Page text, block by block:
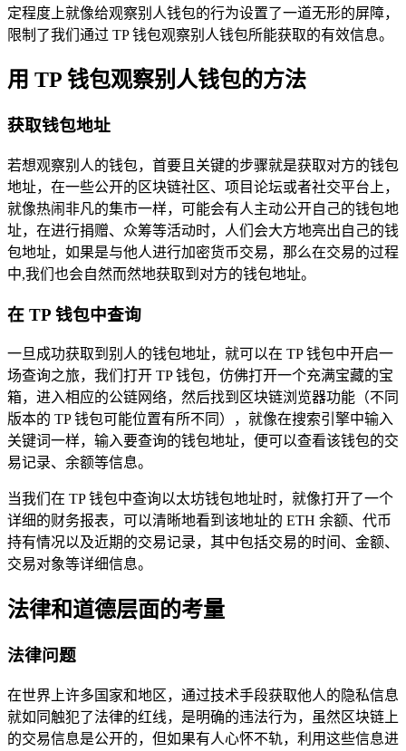
定程度上就像给观察别人钱包的行为设置了一道无形的屏障，
限制了我们通过 TP 钱包观察别人钱包所能获取的有效信息。
用 TP 钱包观察别人钱包的方法
获取钱包地址
若想观察别人的钱包，首要且关键的步骤就是获取对方的钱包
地址，在一些公开的区块链社区、项目论坛或者社交平台上，
就像热闹非凡的集市一样，可能会有人主动公开自己的钱包地
址，在进行捐赠、众筹等活动时，人们会大方地亮出自己的钱
包地址，如果是与他人进行加密货币交易，那么在交易的过程
中,我们也会自然而然地获取到对方的钱包地址。
在 TP 钱包中查询
一旦成功获取到别人的钱包地址，就可以在 TP 钱包中开启一
场查询之旅，我们打开 TP 钱包，仿佛打开一个充满宝藏的宝
箱，进入相应的公链网络，然后找到区块链浏览器功能（不同
版本的 TP 钱包可能位置有所不同），就像在搜索引擎中输入
关键词一样，输入要查询的钱包地址，便可以查看该钱包的交
易记录、余额等信息。
当我们在 TP 钱包中查询以太坊钱包地址时，就像打开了一个
详细的财务报表，可以清晰地看到该地址的 ETH 余额、代币
持有情况以及近期的交易记录，其中包括交易的时间、金额、
交易对象等详细信息。
法律和道德层面的考量
法律问题
在世界上许多国家和地区，通过技术手段获取他人的隐私信息
就如同触犯了法律的红线，是明确的违法行为，虽然区块链上
的交易信息是公开的，但如果有人心怀不轨，利用这些信息进